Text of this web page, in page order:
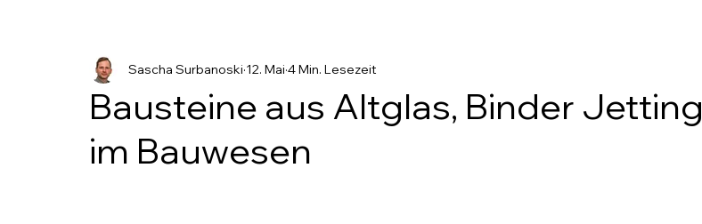
Bausteine aus Altglas, Binder Jetting
im Bauwesen
Sascha Surbanoski 12. Mai 4 Min. Lesezeit